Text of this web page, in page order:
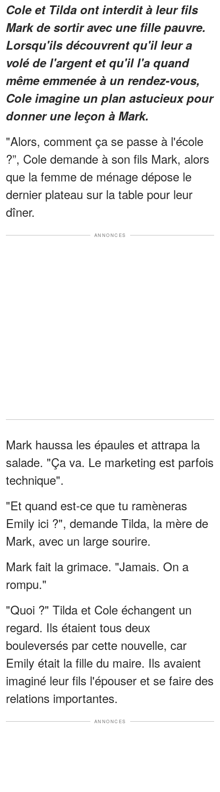
Cole et Tilda ont interdit à leur fils
Mark de sortir avec une fille pauvre.
Lorsqu'ils découvrent qu'il leur a
volé de l'argent et qu'il l'a quand
même emmenée à un rendez-vous,
Cole imagine un plan astucieux pour
donner une leçon à Mark.
"Alors, comment ça se passe à l'école
?”, Cole demande à son fils Mark, alors
que la femme de ménage dépose le
dernier plateau sur la table pour leur
dîner.
ANNONCES
Mark haussa les épaules et attrapa la
salade. "Ça va. Le marketing est parfois
technique".
"Et quand est-ce que tu ramèneras
Emily ici ?", demande Tilda, la mère de
Mark, avec un large sourire.
Mark fait la grimace. "Jamais. On a
rompu."
"Quoi ?" Tilda et Cole échangent un
regard. Ils étaient tous deux
bouleversés par cette nouvelle, car
Emily était la fille du maire. Ils avaient
imaginé leur fils l'épouser et se faire des
relations importantes.
ANNONCES